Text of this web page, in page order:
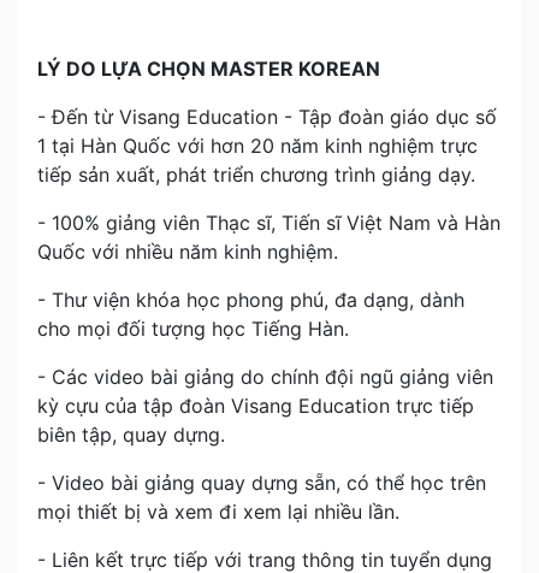
LÝ DO LỰA CHỌN MASTER KOREAN
- Đến từ Visang Education - Tập đoàn giáo dục số
1 tại Hàn Quốc với hơn 20 năm kinh nghiệm trực
tiếp sản xuất, phát triển chương trình giảng dạy.
- 100% giảng viên Thạc sĩ, Tiến sĩ Việt Nam và Hàn
Quốc với nhiều năm kinh nghiệm.
- Thư viện khóa học phong phú, đa dạng, dành
cho mọi đối tượng học Tiếng Hàn.
- Các video bài giảng do chính đội ngũ giảng viên
kỳ cựu của tập đoàn Visang Education trực tiếp
biên tập, quay dựng.
- Video bài giảng quay dựng sẵn, có thể học trên
mọi thiết bị và xem đi xem lại nhiều lần.
- Liên kết trực tiếp với trang thông tin tuyển dụng